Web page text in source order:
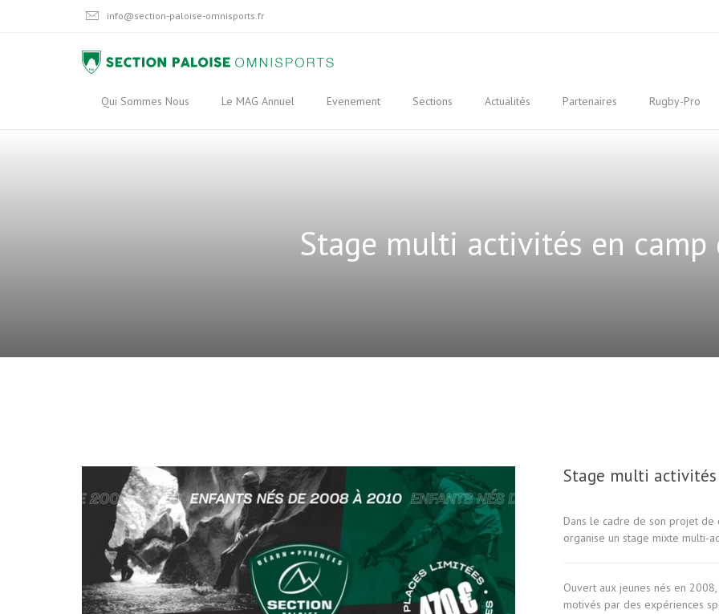
info@section-paloise-omnisports.fr
Qui Sommes Nous Le MAG Annuel Evenement Sections Actualités Partenaires Rugby-Pro
Stage multi activités en camp
Stage multi
Dans le cadre de son projet de
organise un stage mixte multi-
Ouvert aux jeunes nés en
motivés par des expériences